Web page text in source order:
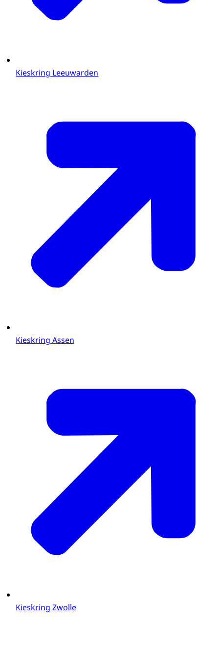
Kieskring Leeuwarden
Kieskring Assen
Kieskring Zwolle